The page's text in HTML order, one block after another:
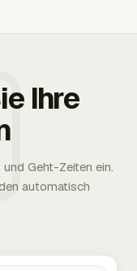
Ihre
Geht-Zeiten ein.
automatisch